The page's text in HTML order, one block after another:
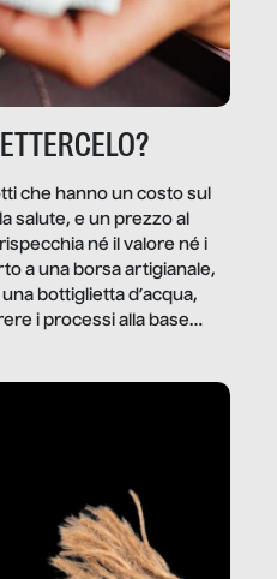
che hanno un costo sul
salute, e un prezzo al
né il valore né i
a una borsa artigianale,
bottiglietta d’acqua,
i processi alla base
fanno la nostra vita